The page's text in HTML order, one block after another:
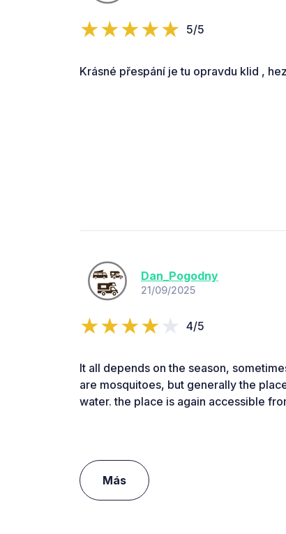
5/5
Krásné přespání je tu opravdu klid ,
Dan_Pogodny
21/09/2025
4/5
It all depends on the season,
are mosquitoes, but generally the
water. the place is again accessible
Más